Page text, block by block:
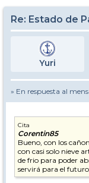
Re: Estado de
Yuri
» En respuesta al
Cita
Corentin85
Bueno, con los
con casi solo nieve
de frio para poder
servirá para el